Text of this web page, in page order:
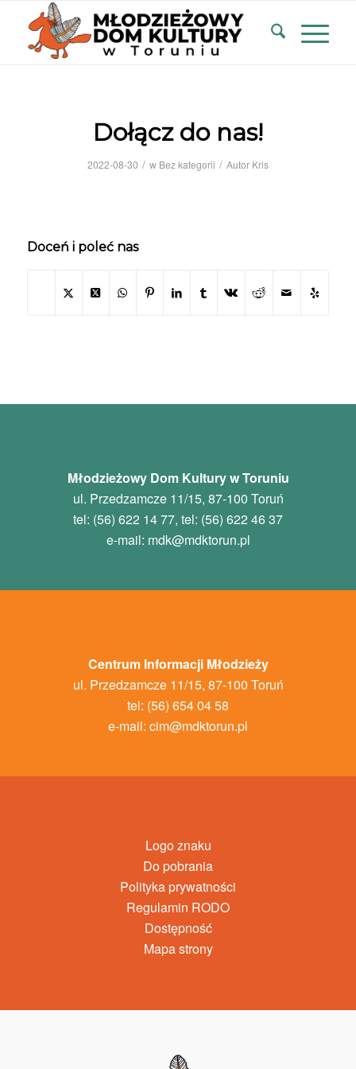
Dołącz do nas!
2022-08-30 / w Bez kategorii / Autor Kris
Doceń i poleć nas
Młodzieżowy Dom Kultury w Toruniu
ul. Przedzamcze 11/15, 87-100 Toruń
tel: (56) 622 14 77, tel: (56) 622 46 37
e-mail: mdk@mdktorun.pl
Centrum Informacji Młodzieży
ul. Przedzamcze 11/15, 87-100 Toruń
tel: (56) 654 04 58
e-mail: cim@mdktorun.pl
Logo znaku
Do pobrania
Polityka prywatności
Regulamin RODO
Dostępność
Mapa strony